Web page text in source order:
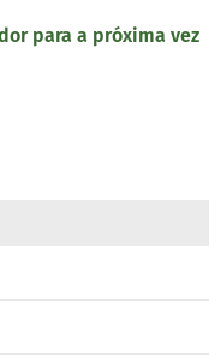
para a próxima vez